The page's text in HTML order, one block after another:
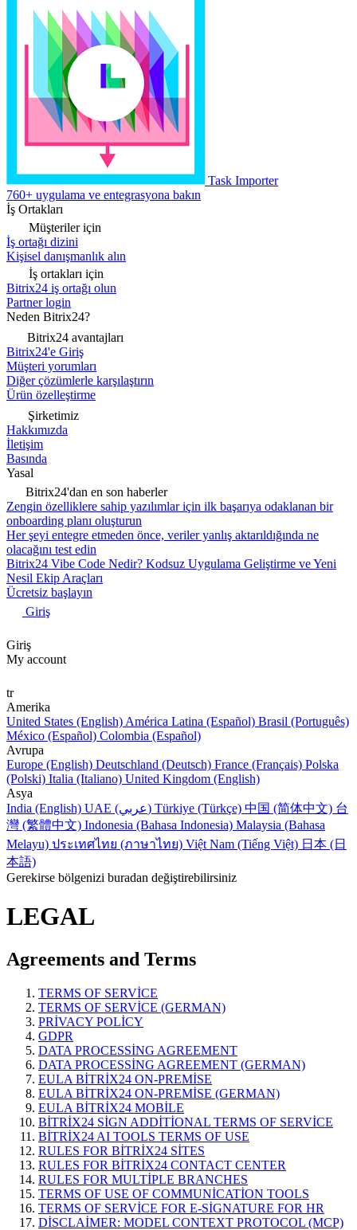
Task Importer
760+ uygulama ve entegrasyona bakın
İş Ortakları
Müşteriler için
İş ortağı dizini
Kişisel danışmanlık alın
İş ortakları için
Bitrix24 iş ortağı olun
Partner login
Neden Bitrix24?
Bitrix24 avantajları
Bitrix24'e Giriş
Müşteri yorumları
Diğer çözümlerle karşılaştırın
Ürün özelleştirme
Şirketimiz
Hakkımızda
İletişim
Basında
Yasal
Bitrix24'dan en son haberler
Zengin özelliklere sahip yazılımlar için ilk başarıya odaklanan bir
onboarding planı oluşturun
Her şeyi entegre etmeden önce, veriler yanlış aktarıldığında ne
olacağını test edin
Bitrix24 Vibe Code Nedir? Kodsuz Uygulama Geliştirme ve Yeni
Nesil Ekip Araçları
Ücretsiz başlayın
Giriş
Giriş
My account
tr
Amerika
United States (English) América Latina (Español) Brasil (Português)
México (Español) Colombia (Español)
Avrupa
Europe (English) Deutschland (Deutsch) France (Français) Polska
(Polski) Italia (Italiano) United Kingdom (English)
Asya
India (English)
UAE (عربي) Türkiye (Türkçe) 中国 (简体中文) 台
灣 (繁體中文) Indonesia (Bahasa Indonesia) Malaysia (Bahasa
Melayu) ประเทศไทย (ภาษาไทย) Việt Nam (Tiếng Việt) 日本 (日
本語)
Gerekirse bölgenizi buradan değiştirebilirsiniz
LEGAL
Agreements and Terms
TERMS OF SERVICE
TERMS OF SERVICE (GERMAN)
PRIVACY POLICY
GDPR
DATA PROCESSING AGREEMENT
DATA PROCESSING AGREEMENT (GERMAN)
EULA BITRIX24 ON-PREMISE
EULA BITRIX24 ON-PREMISE (GERMAN)
EULA BITRIX24 MOBILE
BITRIX24 SIGN ADDITIONAL TERMS OF SERVICE
BITRIX24 AI TOOLS TERMS OF USE
RULES FOR BITRIX24 SITES
RULES FOR BITRIX24 CONTACT CENTER
RULES FOR MULTIPLE BRANCHES
TERMS OF USE OF COMMUNICATION TOOLS
TERMS OF SERVICE FOR E-SIGNATURE FOR HR
DISCLAIMER: MODEL CONTEXT PROTOCOL (MCP)